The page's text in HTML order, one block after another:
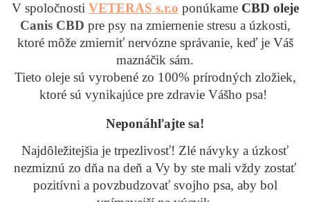
V spoločnosti VETERAS s.r.o ponúkame CBD oleje
Canis CBD pre psy na zmiernenie stresu a úzkosti,
ktoré môže zmierniť nervózne správanie, keď je Váš
maznáčik sám.
Tieto oleje sú vyrobené zo 100% prírodných zložiek,
ktoré sú vynikajúce pre zdravie Vášho psa!
Neponáhľajte sa!
Najdôležitejšia je trpezlivosť! Zlé návyky a úzkosť
nezmiznú zo dňa na deň a Vy by ste mali vždy zostať
pozitívni a povzbudzovať svojho psa, aby bol